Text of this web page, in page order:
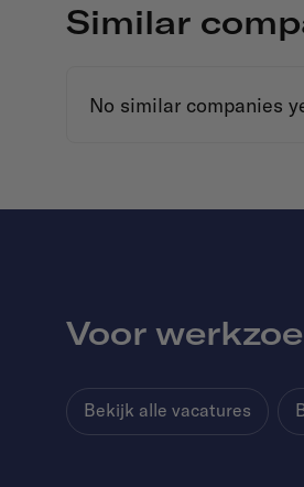
Similar
No similar companies
Voor
Bekijk alle vacatures